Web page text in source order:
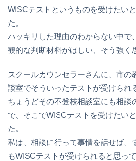
WISCテストというものを受けたい
た。
ハッキリした理由のわからない中で
観的な判断材料がほしい、そう強く
スクールカウンセラーさんに、市の
談室でそういったテストが受けられ
ちょうどその不登校相談室にも相談
で、そこでWISCテストを受けたい
た。
私は、相談に行って事情を話せば、
もWISCテストが受けられると思っ